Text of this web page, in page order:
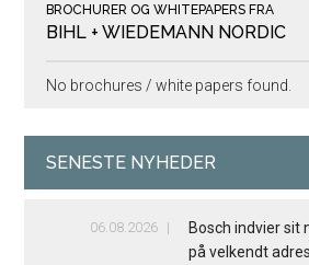
BROCHURER OG WHITEPAPERS FRA
BIHL + WIEDEMANN NORDIC
No brochures / white papers found.
SENESTE NYHEDER
06.08.2026
Bosch indvier sit
på velkendt